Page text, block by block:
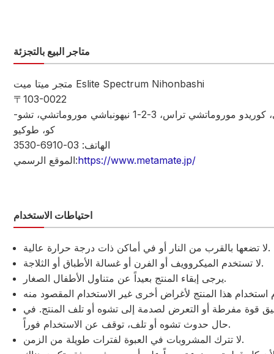
متاجر البيع بالتجزئة
متجر ميتا ميت Eslite Spectrum Nihonbashi
〒103-0022
الطابق الثاني، كوريدو موروماتشي تراس، 3-2-1 نيهونباشي موروماتشي، تشو-
كو، طوكيو
الهاتف: 03-6910-3530
الموقع الرسمي:https://www.metamate.jp/
احتياطات الاستخدام
لا تضعها بالقرب من النار أو في أماكن ذات درجة حرارة عالية.
لا تستخدم الميكروويف أو الفرن أو غسالة الأطباق أو الثلاجة.
يرجى إبقاء المنتج بعيداً عن متناول الأطفال الصغار.
قوة مفرطة أو التعرض لصدمة إلى تشوه أو تلف المنتج. في
حال حدوث تشوه أو تلف، توقف عن الاستخدام فوراً.
لا تترك المشروبات في العبوة لفترات طويلة من الزمن.